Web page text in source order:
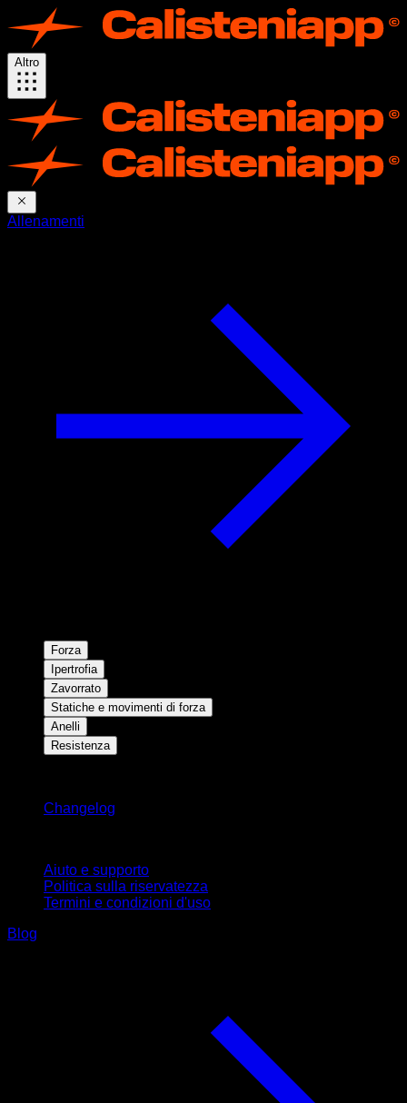
Altro
Allenamenti
Forza
Ipertrofia
Zavorrato
Statiche e movimenti di forza
Anelli
Resistenza
Changelog
Aiuto e supporto
Politica sulla riservatezza
Termini e condizioni d'uso
Blog